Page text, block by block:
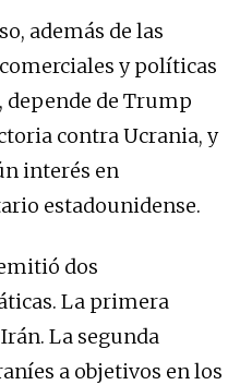
además de las
y políticas
depende de Trump
contra Ucrania, y
interés en
estadounidense.
dos
La primera
La segunda
a objetivos en los